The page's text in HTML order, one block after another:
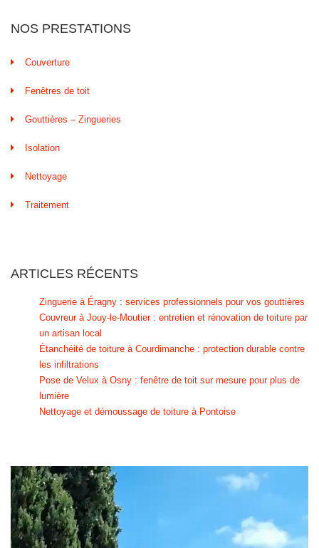
NOS PRESTATIONS
Couverture
Fenêtres de toit
Gouttières – Zingueries
Isolation
Nettoyage
Traitement
ARTICLES RÉCENTS
Zinguerie à Éragny : services professionnels pour vos gouttières
Couvreur à Jouy-le-Moutier : entretien et rénovation de toiture par
un artisan local
Étanchéité de toiture à Courdimanche : protection durable contre
les infiltrations
Pose de Velux à Osny : fenêtre de toit sur mesure pour plus de
lumière
Nettoyage et démoussage de toiture à Pontoise